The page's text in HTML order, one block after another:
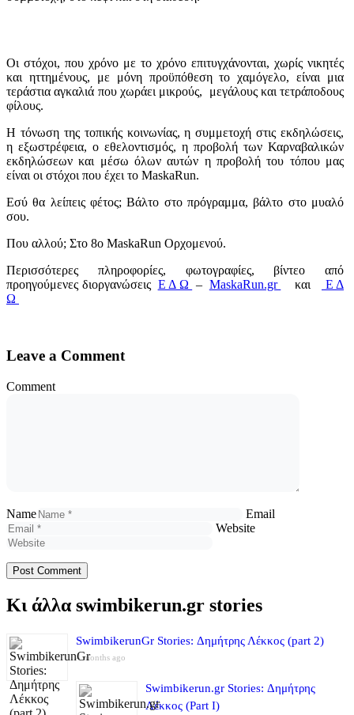
Οι στόχοι, που χρόνο με το χρόνο επιτυγχάνονται, χωρίς νικητές
και ηττημένους, με μόνη προϋπόθεση το χαμόγελο, είναι μια
τεράστια αγκαλιά που χωράει μικρούς, μεγάλους και τετράποδους
φίλους.
Η τόνωση της τοπικής κοινωνίας, η συμμετοχή στις εκδηλώσεις,
η εξωστρέφεια, ο εθελοντισμός, η προβολή των Καρναβαλικών
εκδηλώσεων και μέσω όλων αυτών η προβολή του τόπου μας
είναι οι στόχοι που έχει το MaskaRun.
Εσύ θα λείπεις φέτος; Βάλτο στο πρόγραμμα, βάλτο στο μυαλό
σου.
Που αλλού; Στο 8ο MaskaRun Ορχομενού.
Περισσότερες πληροφορίες, φωτογραφίες, βίντεο από
προηγούμενες διοργανώσεις Ε Δ Ω – MaskaRun.gr και
Ε Δ
Ω
Leave a Comment
Comment
Name
Email
Website
Κι άλλα swimbikerun.gr stories
SwimbikerunGr Stories: Δημήτρης Λέκκος (part 2)
4 months ago
Swimbikerun.gr Stories: Δημήτρης
Λέκκος (Part I)